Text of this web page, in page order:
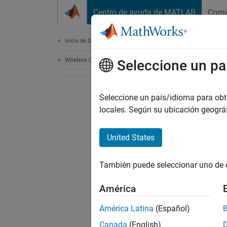
Centro de ayuda de MATLAB
Inicio de Documentación
Wireless CommunicationsSeleccione un
Seleccione un país/idioma para
locales. Según su ubicación
United States
También puede seleccionar uno
América
América Latina (Español)
Canada (English)